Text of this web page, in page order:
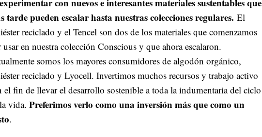
tarde pueden escalar hasta nuestras colecciones regulares. El
reciclado y el Tencel son dos de los materiales que comenzamos
usar en nuestra colección Conscious y que ahora escalaron.
somos los mayores consumidores de algodón orgánico,
reciclado y Lyocell. Invertimos muchos recursos y trabajo activo
el fin de llevar el desarrollo sostenible a toda la indumentaria del ciclo
vida. Preferimos verlo como una inversión más que como un
.